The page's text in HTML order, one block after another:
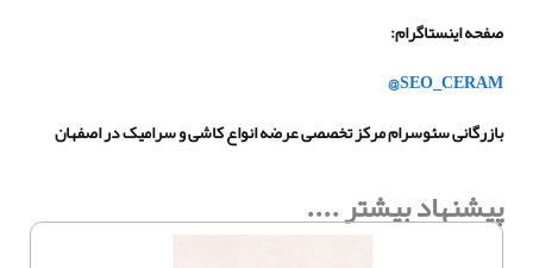
صفحه اینستاگرام:
@SEO_CERAM
بازرگانی سئوسرام مرکز تخصصی عرضه انواع کاشی و سرامیک در اصفهان
پیشنهاد بیشتر ....